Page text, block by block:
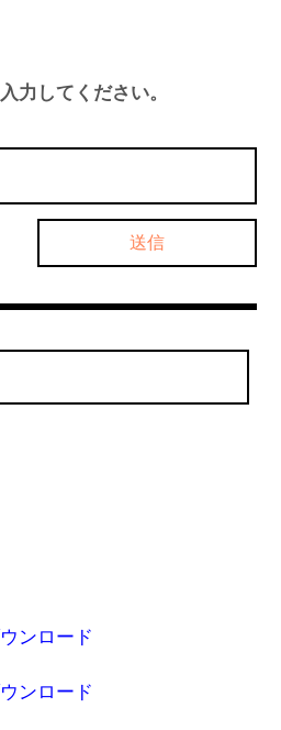
力してください。
ンロード
ンロード